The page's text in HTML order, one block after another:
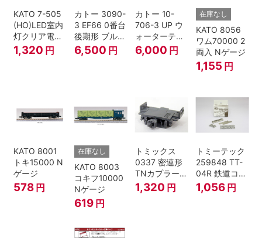
KATO 7-505
(HO)LED室内
灯クリア電球
色
1,320 円
カトー 3090-
3 EF66 0番台
後期形 ブルー
トレイン牽引
機
6,500 円
カトー 10-
706-3 UP ウ
ォーターテン
ダー 2両入
6,000 円
在庫なし
KATO 8056
ワム70000 2
両入 Nゲージ
1,155 円
KATO 8001
トキ15000 N
ゲージ
578 円
在庫なし
KATO 8003
コキフ10000
Nゲージ
619 円
トミックス
0337 密連形
TNカプラー
(6個入・SPタ
イプ)
1,320 円
トミーテック
259848 TT-
04R 鉄道コレ
クション
1,056 円